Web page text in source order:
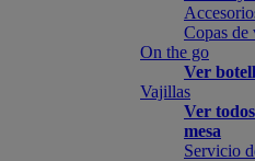
Copas de
On the go
Ver
Vajillas
Ver
mesa
Servicio